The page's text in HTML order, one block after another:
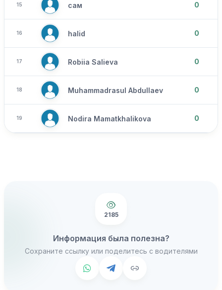
15 сам 0
16 halid 0
17 Robiia Salieva 0
18 Muhammadrasul Abdullaev 0
19 Nodira Mamatkhalikova 0
2185
Информация была полезна?
Сохраните ссылку или поделитесь с водителями